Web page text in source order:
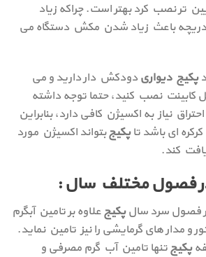
تر نصب کرد بهتر است. چراکه زیاد
باعث زیاد شدن مکش دستگاه می
پکیج دیواری دودکش دار دارید و می
کابینت نصب کنید، حتما توجه داشته
نیاز به اکسیژن کافی دارد، بنابراین
ای باشد تاپکیجبتواند اکسیژن مورد
کند.
فصول مختلف سال :
فصول سرد سالپکیجعلاوه بر تامین آبگرم
و مدار های گرمایشی را نیز تامین نماید.
پکیجتنها تامین آب گرم مصرفی و